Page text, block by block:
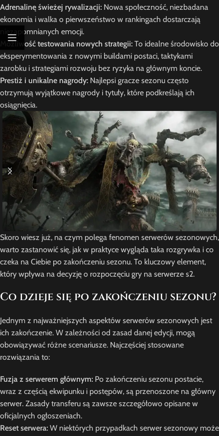
Adrenalinę świeżej rywalizacji: Nowa społeczność, niezbadana
ekonomia i walka o pierwszeństwo w rankingach dostarczają
niezapomnianych emocji.
Możliwość testowania nowych strategii: To idealne środowisko do
eksperymentowania z nowymi buildami postaci, taktykami
zarobku i strategiami rozwoju bez ryzyka na głównym koncie.
Prestiż i unikalne nagrody: Najlepsi gracze sezonu często
otrzymują wyjątkowe nagrody i tytuły, które podkreślają ich
osiągnięcia.
Skoro wiesz już, na czym polega fenomen serwerów sezonowych,
warto zastanowić się, jak w praktyce wygląda taka rozgrywka i co
czeka na Ciebie po zakończeniu sezonu. To kluczowy element,
który wpływa na decyzję o rozpoczęciu gry na serwerze s2.
Co dzieje się po zakończeniu sezonu?
Jednym z najważniejszych aspektów serwerów sezonowych jest
ich zakończenie. W zależności od zasad danej edycji, mogą
obowiązywać różne scenariusze. Najczęściej stosowane
rozwiązania to:
Fuzja z serwerem głównym: Po zakończeniu sezonu postacie,
wraz z częścią ekwipunku i postępów, są przenoszone na główny
serwer. Zasady transferu są zawsze szczegółowo opisane w
oficjalnych ogłoszeniach.
Reset serwera: W niektórych przypadkach serwer sezonowy może